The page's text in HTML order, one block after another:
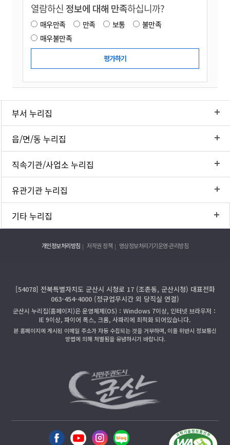
열람하신 정보에 대해 만족하십니까?
매우만족 만족 보통
불만족
매우불만족
부서 누리집
읍/면/동 누리집
직속기관/사업소 누리집
유관기관 누리집
기타 누리집
개인정보처리방침 저작권 정책 영상정보처리기기운영·관리방침
[54078] 전북특별자치도 군산시 시청로 17 (조촌동, 군산시청) 대표전화
063-454-4000 (정규업무시간 외 당직실 연결)
군산시 누리집(홈페이지)은 운영체제(OS)：Windows 7이상, 인터넷 브라우저：
IE 9이상, 파이어 폭스, 크롬, 사파리에 최적화 되어있습니다.
본 홈페이지에 게시된 이메일 주소가 자동 수집되는 것을 거부하며, 이를 위반시 정보통신
망법에 의해 처벌됨을 유념하시기 바랍니다.